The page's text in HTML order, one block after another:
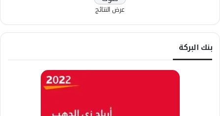
عرض النتائج
بنك البركة